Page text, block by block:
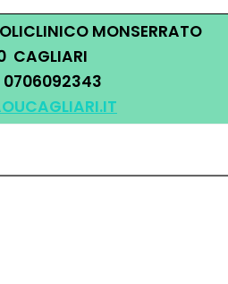
MONSERRATO
CAGLIARI